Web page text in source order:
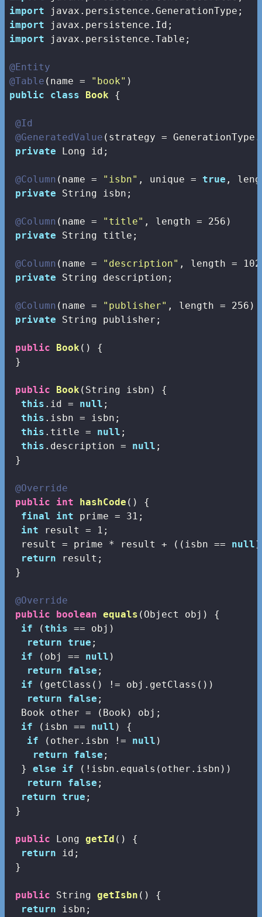
import
import
import javax.persistence.Table;
@Entity
@Table (name = "book"
public
class Book {
@Id
@GeneratedValue (strategy =
private Long id;
@Column (name = "isbn" , unique = true ,
private String isbn;
@Column (name = "title" , length = 256 )
private String title;
@Column (name = "description" , length =
private String description;
@Column (name = "publisher" , length = 256 )
private String publisher;
public Book ()
{
}
public Book (String isbn)
{
this .id = null ;
this .isbn = isbn;
this .title = null ;
this .description = null ;
}
@Override
public
int hashCode ()
{
final
int prime = 31 ;
int result = 1 ;
  result = prime * result + ((isbn ==
null
return result;
}
@Override
public
boolean equals (Object obj)
{
if (this == obj)
return true ;
if (obj == null )
return
false ;
if (getClass() != obj.getClass())
return
false ;
  Book other = (Book) obj;
if (isbn == null ) {
if (other.isbn != null )
return
false ;
  }
else if (!isbn.equals(other.isbn))
return
false ;
return true ;
}
public Long getId ()
{
return id;
}
public String getIsbn ()
{
return isbn;